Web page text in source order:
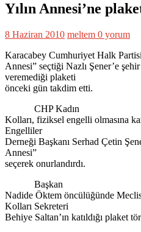
Yılın Annesi’ne
8 Haziran 2010 meltem 0 yorum
Karacabey Cumhuriyet Halk
Annesi” seçtiği Nazlı Şener’e
veremediği plaketi
önceki gün takdim etti.
CHP Kadın
Kolları, fiziksel engelli olmasına
Engelliler
Derneği Başkanı Serhad Çetin
Annesi”
seçerek onurlandırdı.
Başkan
Nadide Öktem öncülüğünde
Kolları Sekreteri
Behiye Saltan’ın katıldığı plaket